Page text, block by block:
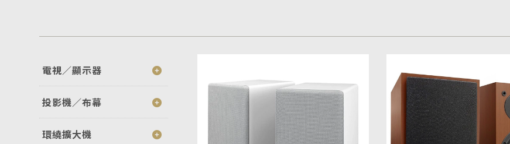
電視／顯示器
投影機／布幕
環繞擴大機